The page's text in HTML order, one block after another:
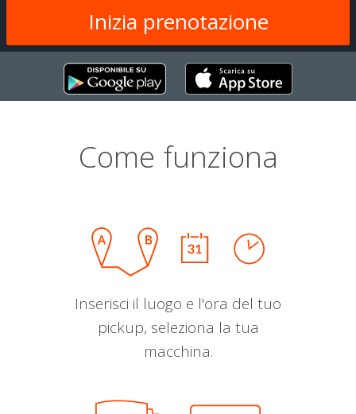
Come funziona
Inserisci il luogo e l'ora del tuo
pickup, seleziona la tua
macchina.